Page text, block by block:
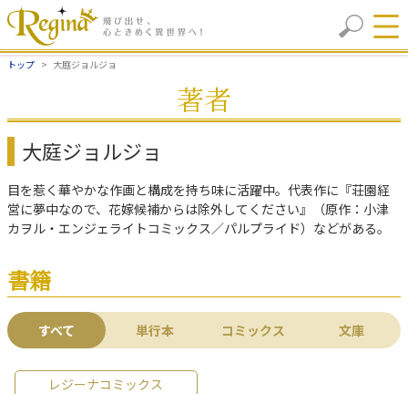
トップ 大庭ジョルジョ
著者
大庭ジョルジョ
目を惹く華やかな作画と構成を持ち味に活躍中。代表作に『荘園経
営に夢中なので、花嫁候補からは除外してください』（原作：小津
カヲル・エンジェライトコミックス／パルプライド）などがある。
書籍
すべて 単行本 コミックス 文庫
レジーナコミックス